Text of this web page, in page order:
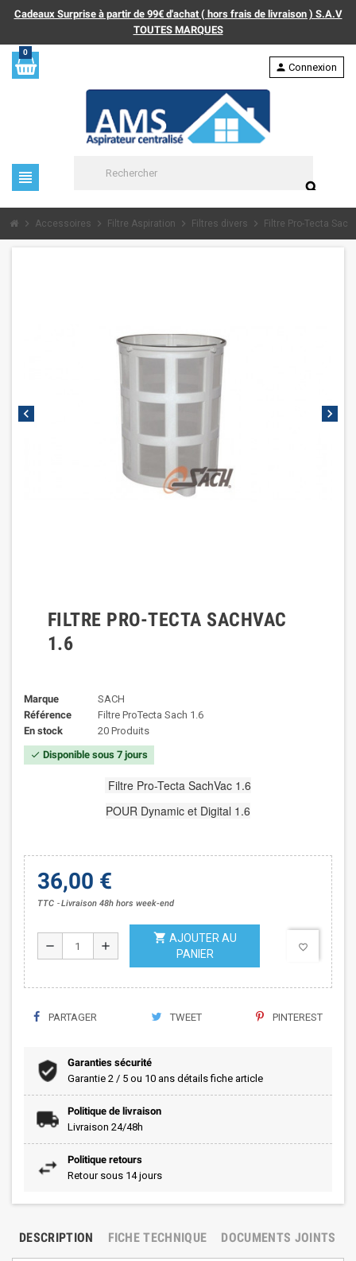
Cadeaux Surprise à partir de 99€ d'achat ( hors frais de livraison ) S.A.V
TOUTES MARQUES
0
view_headline
search
person Connexion
chevron_right Accessoires chevron_right Filtre Aspiration chevron_right Filtres divers chevron_right Filtre Pro-Tecta
chevron_left chevron_right
FILTRE PRO-TECTA SACHVAC
1.6
Marque
SACH
Référence
Filtre ProTecta Sach 1.6
En stock
20 Produits
check Disponible sous 7 jours
Filtre Pro-Tecta SachVac 1.6
POUR Dynamic et Digital 1.6
36,00 €
TTC Livraison 48h hors week-end
remove add
shopping_cart AJOUTER AU
PANIER
favorite_border
PARTAGER TWEET PINTEREST
Garanties sécurité
Garantie 2 / 5 ou 10 ans détails fiche article
Politique de livraison
Livraison 24/48h
Politique retours
Retour sous 14 jours
DESCRIPTION FICHE TECHNIQUE DOCUMENTS JOINTS